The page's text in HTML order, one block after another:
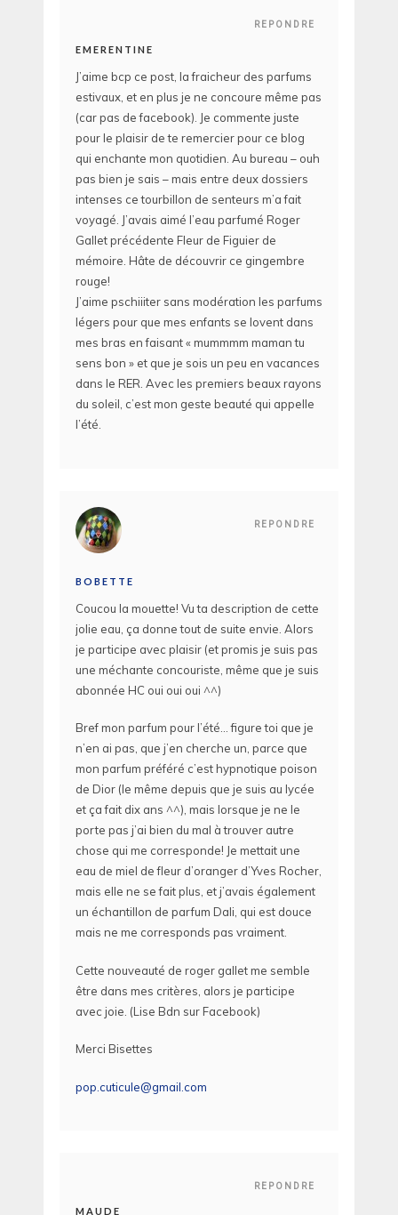
REPONDRE
EMERENTINE
J’aime bcp ce post, la fraicheur des parfums
estivaux, et en plus je ne concoure même pas
(car pas de facebook). Je commente juste
pour le plaisir de te remercier pour ce blog
qui enchante mon quotidien. Au bureau – ouh
pas bien je sais – mais entre deux dossiers
intenses ce tourbillon de senteurs m’a fait
voyagé. J’avais aimé l’eau parfumé Roger
Gallet précédente Fleur de Figuier de
mémoire. Hâte de découvrir ce gingembre
rouge!
J’aime pschiiiter sans modération les parfums
légers pour que mes enfants se lovent dans
mes bras en faisant « mummmm maman tu
sens bon » et que je sois un peu en vacances
dans le RER. Avec les premiers beaux rayons
du soleil, c’est mon geste beauté qui appelle
l’été.
REPONDRE
BOBETTE
Coucou la mouette! Vu ta description de cette
jolie eau, ça donne tout de suite envie. Alors
je participe avec plaisir (et promis je suis pas
une méchante concouriste, même que je suis
abonnée HC oui oui oui ^^)
Bref mon parfum pour l’été… figure toi que je
n’en ai pas, que j’en cherche un, parce que
mon parfum préféré c’est hypnotique poison
de Dior (le même depuis que je suis au lycée
et ça fait dix ans ^^), mais lorsque je ne le
porte pas j’ai bien du mal à trouver autre
chose qui me corresponde! Je mettait une
eau de miel de fleur d’oranger d’Yves Rocher,
mais elle ne se fait plus, et j’avais également
un échantillon de parfum Dali, qui est douce
mais ne me corresponds pas vraiment.
Cette nouveauté de roger gallet me semble
être dans mes critères, alors je participe
avec joie. (Lise Bdn sur Facebook)
Merci Bisettes
pop.cuticule@gmail.com
REPONDRE
MAUDE